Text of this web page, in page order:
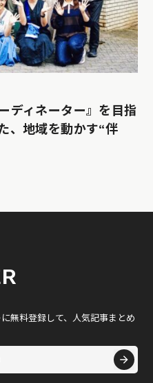
ディネーター』を目指
、地域を動かす“伴
無料登録して、人気記事まとめ